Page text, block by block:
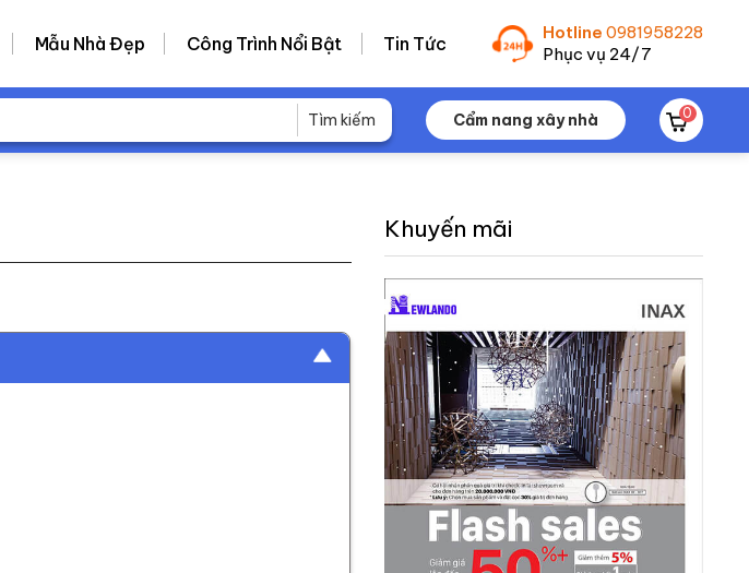
Mẫu Nhà Đẹp Công Trình Nổi Bật Tin Tức
Hotline 0981958228
Phục vụ 24/7
Cẩm nang xây nhà 0
Khuyến mãi